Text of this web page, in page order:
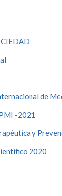
de
-2021
y
2020